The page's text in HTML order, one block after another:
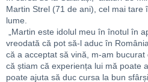
Martin Strel (71 de ani), cel mai tare
lume.
„Martin este idolul meu în înotul în
vreodată că pot să-l aduc în
că a acceptat să vină, m-am
că știam că experiența lui mă poate
poate ajuta să duc cursa la bun